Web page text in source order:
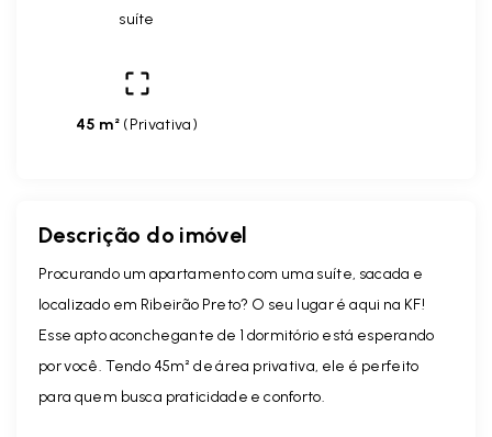
suíte
45 m² (Privativa)
Descrição do imóvel
Procurando um apartamento com uma suíte, sacada e
localizado em Ribeirão Preto? O seu lugar é aqui na KF!
Esse apto aconchegante de 1 dormitório está esperando
por você. Tendo 45m² de área privativa, ele é perfeito
para quem busca praticidade e conforto.